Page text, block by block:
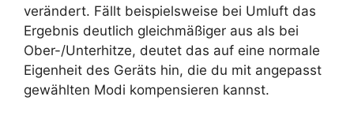
verändert. Fällt beispielsweise bei Umluft das
Ergebnis deutlich gleichmäßiger aus als bei
Ober-/Unterhitze, deutet das auf eine normale
Eigenheit des Geräts hin, die du mit angepasst
gewählten Modi kompensieren kannst.